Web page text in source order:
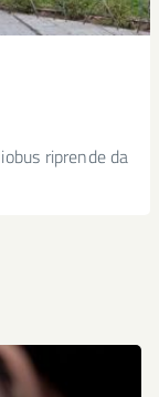
riprende da